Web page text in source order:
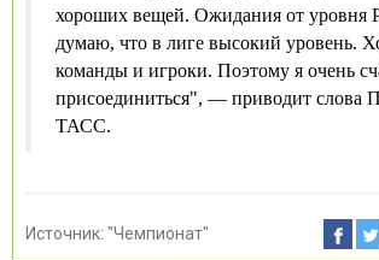
хороших вещей. Ожидания от уровня
думаю, что в лиге высокий уровень.
команды и игроки. Поэтому я очень
присоединиться", — приводит слова
ТАСС.
Источник: "Чемпионат"